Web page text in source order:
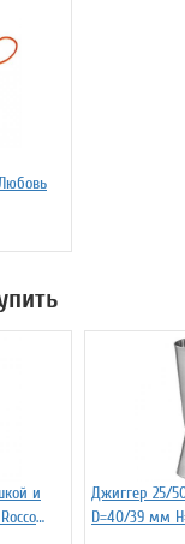
и
Джиггер 25/
D=40/39 мм